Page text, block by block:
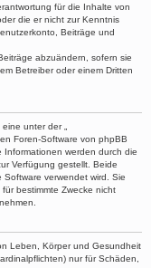
für die Inhalte von
die er nicht zur Kenntnis
Beiträge und
abzuändern, sofern sie
Betreiber oder einem Dritten
unter der „
Foren-Software von phpBB
Informationen werden durch die
Verfügung gestellt. Beide
verwendet wird. Sie
bestimmte Zwecke nicht
Leben, Körper und Gesundheit
nur für Schäden,